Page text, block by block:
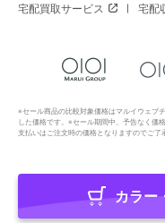
宅配買取サービス 宅配
※セール商品の比較対象価格はマルイウェブ
した価格です。※セール期間中、予告なく価
支払いはご注文時の価格となりますのでご了
Copyright All
カラー